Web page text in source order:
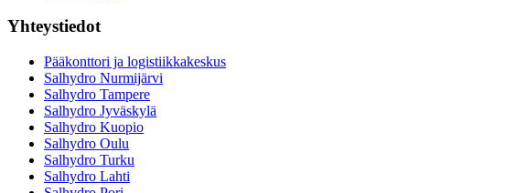
Yhteystiedot
Pääkonttori ja logistiikkakeskus
Salhydro Nurmijärvi
Salhydro Tampere
Salhydro Jyväskylä
Salhydro Kuopio
Salhydro Oulu
Salhydro Turku
Salhydro Lahti